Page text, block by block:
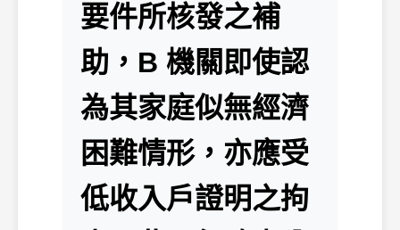
要件所核發之補
助，B 機關即使認
為其家庭似無經濟
困難情形，亦應受
低收入戶證明之拘